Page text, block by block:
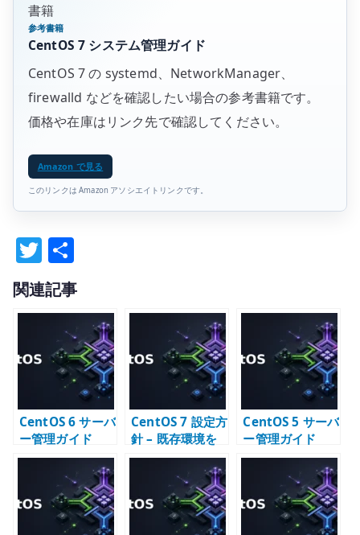
書籍
参考書籍
CentOS 7 システム管理ガイド
CentOS 7 の systemd、NetworkManager、
firewalld などを確認したい場合の参考書籍です。
価格や在庫はリンク先で確認してください。
Amazon で見る
このリンクは Amazon アソシエイトリンクです。
T
w
it
te
r
有
関連記事
CentOS 6 サーバ
ー管理ガイド
CentOS 7 設定方
針 – 既存環境を
保守するための
基本方針
CentOS 5 サーバ
ー管理ガイド